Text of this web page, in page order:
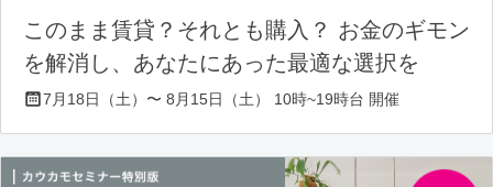
このまま賃貸？それとも購入？ お金のギモン
を解消し、あなたにあった最適な選択を
7月18日（土）〜 8月15日（土） 10時~19時台 開催